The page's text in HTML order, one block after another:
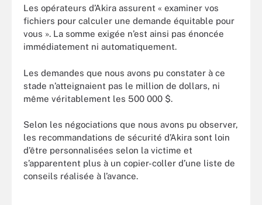
Les opérateurs d’Akira assurent « examiner vos
fichiers pour calculer une demande équitable pour
vous ». La somme exigée n’est ainsi pas énoncée
immédiatement ni automatiquement.
Les demandes que nous avons pu constater à ce
stade n’atteignaient pas le million de dollars, ni
même véritablement les 500 000 $.
Selon les négociations que nous avons pu observer,
les recommandations de sécurité d’Akira sont loin
d’être personnalisées selon la victime et
s’apparentent plus à un copier-coller d’une liste de
conseils réalisée à l’avance.